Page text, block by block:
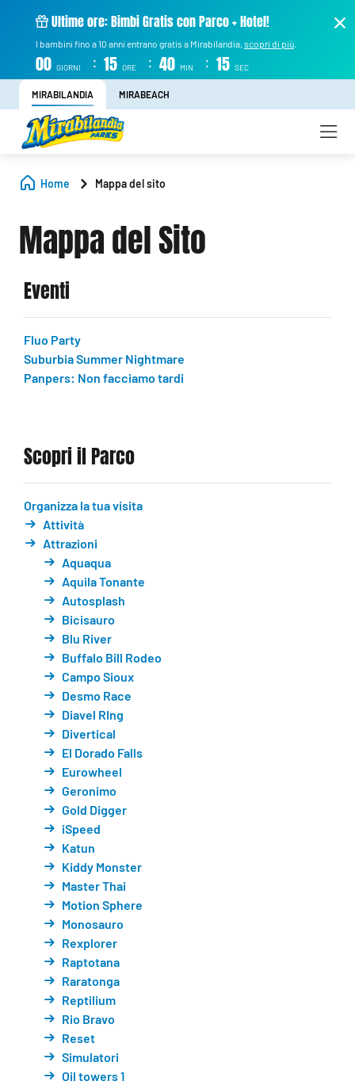
Ultime ore: Bimbi Gratis con Parco + Hotel!
I bambini fino a 10 anni entrano gratis a Mirabilandia, scopri di più
00 GIORNI : 15 ORE : 40 MIN : 14 SEC
MIRABILANDIA MIRABEACH
Home Mappa del sito
Mappa del Sito
Eventi
Fluo Party
Suburbia Summer Nightmare
Panpers: Non facciamo tardi
Scopri il Parco
Organizza la tua visita
Attività
Attrazioni
Aquaqua
Aquila Tonante
Autosplash
Bicisauro
Blu River
Buffalo Bill Rodeo
Campo Sioux
Desmo Race
Diavel RIng
Divertical
El Dorado Falls
Eurowheel
Geronimo
Gold Digger
iSpeed
Katun
Kiddy Monster
Master Thai
Motion Sphere
Monosauro
Rexplorer
Raptotana
Raratonga
Reptilium
Rio Bravo
Reset
Simulatori
Oil towers 1